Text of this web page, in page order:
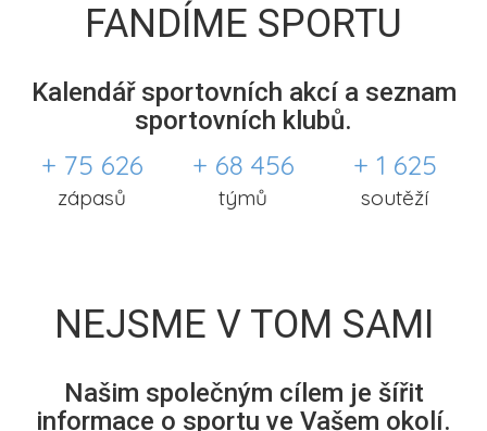
FANDÍME SPORTU
Kalendář sportovních akcí a seznam
sportovních klubů.
+ 75 626
zápasů
+ 68 456
týmů
+ 1 625
soutěží
NEJSME V TOM SAMI
Našim společným cílem je šířit
informace o sportu ve Vašem okolí.